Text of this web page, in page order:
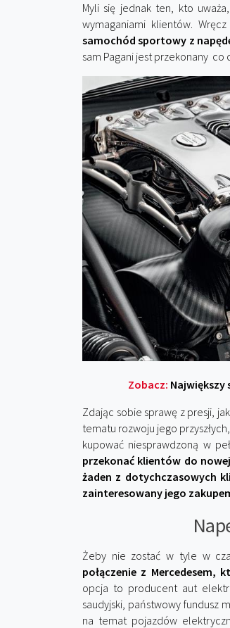
Myli się jednak ten, kto
wymaganiami klientów.
samochód sportowy z
sam Pagani jest przekonany co
Zobacz: Największy
Zdając sobie sprawę z presji,
tematu rozwoju jego
kupować niesprawdzoną w
przekonać klientów do
żaden z dotychczasowych
zainteresowany jego
Żeby nie zostać w tyle w
połączenie z Mercedesem,
opcja to producent aut
saudyjski, państwowy fundusz
na temat pojazdów